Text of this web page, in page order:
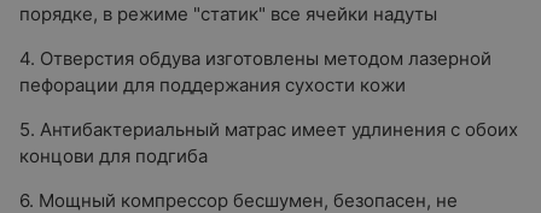
порядке, в режиме "статик" все ячейки надуты
4. Отверстия обдува изготовлены методом лазерной
пефорации для поддержания сухости кожи
5. Антибактериальный матрас имеет удлинения с обоих
концови для подгиба
6. Мощный компрессор бесшумен, безопасен, не